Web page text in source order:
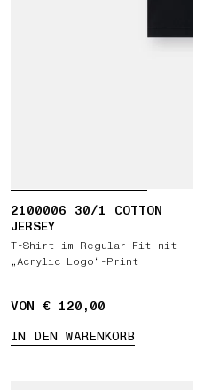
2100006 30/1 COTTON
JERSEY
T-Shirt im Regular Fit mit
„Acrylic Logo“-Print
VON € 120,00
IN DEN WARENKORB